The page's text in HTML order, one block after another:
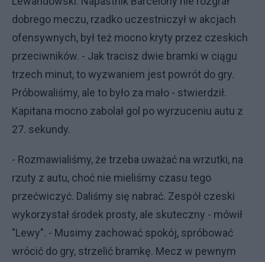
dobrego meczu, rzadko uczestniczył w akcjach
ofensywnych, był też mocno kryty przez czeskich
przeciwników. - Jak tracisz dwie bramki w ciągu
trzech minut, to wyzwaniem jest powrót do gry.
Próbowaliśmy, ale to było za mało - stwierdził.
Kapitana mocno zabolał gol po wyrzuceniu autu z
27. sekundy.
- Rozmawialiśmy, że trzeba uważać na wrzutki, na
rzuty z autu, choć nie mieliśmy czasu tego
przećwiczyć. Daliśmy się nabrać. Zespół czeski
wykorzystał środek prosty, ale skuteczny - mówił
"Lewy". - Musimy zachować spokój, spróbować
wrócić do gry, strzelić bramkę. Mecz w pewnym